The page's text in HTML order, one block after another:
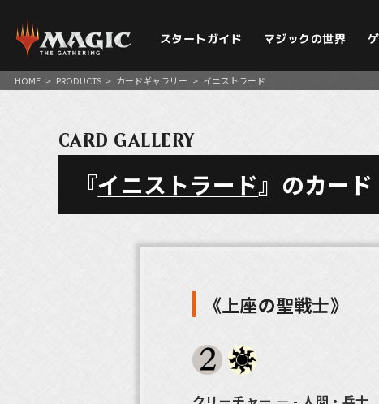
スタートガイド マジックの世界
HOME > PRODUCTS > カードギャラリー > イニストラード
CARD GALLERY
『イニストラード』のカード
《上座の聖戦士》